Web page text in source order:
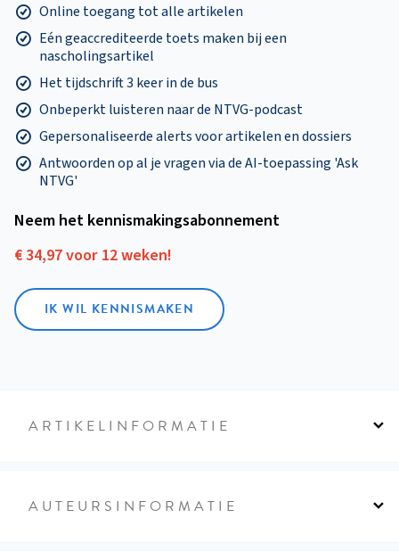
Online toegang tot alle artikelen
Eén geaccrediteerde toets maken bij een
nascholingsartikel
Het tijdschrift 3 keer in de bus
Onbeperkt luisteren naar de NTVG-podcast
Gepersonaliseerde alerts voor artikelen en dossiers
Antwoorden op al je vragen via de AI-toepassing 'Ask
NTVG'
Neem het kennismakings­abonnement
€ 34,97 voor 12 weken!
IK WIL KENNISMAKEN
ARTIKELINFORMATIE
AUTEURSINFORMATIE